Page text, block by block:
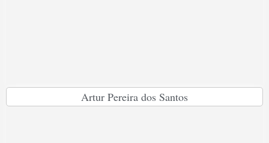
Artur Pereira dos Santos